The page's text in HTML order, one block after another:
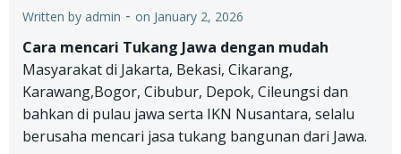
Written by admin - on January 2, 2026
Cara mencari Tukang Jawa dengan mudah
Masyarakat di Jakarta, Bekasi, Cikarang,
Karawang,Bogor, Cibubur, Depok, Cileungsi dan
bahkan di pulau jawa serta IKN Nusantara, selalu
berusaha mencari jasa tukang bangunan dari Jawa.